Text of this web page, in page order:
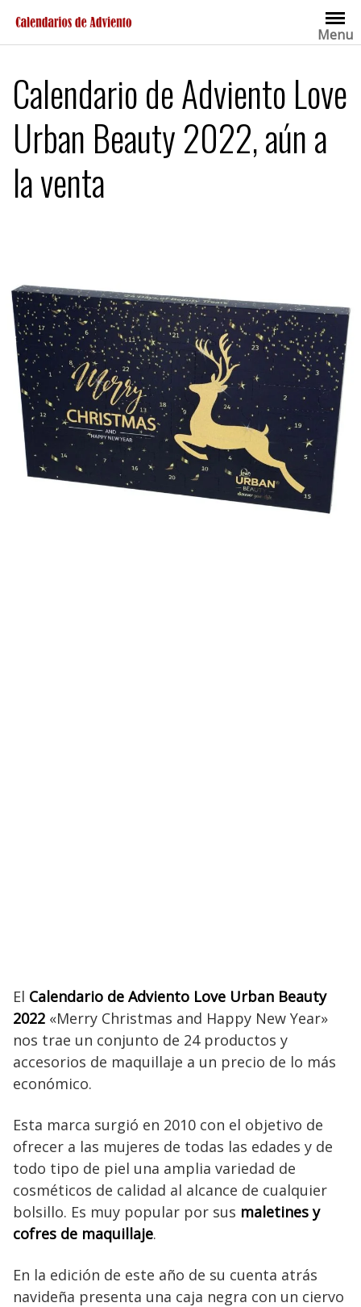
contenido
Menu
Calendario de Adviento Love
Urban Beauty 2022, aún a
la venta
El Calendario de Adviento Love Urban Beauty
2022 «Merry Christmas and Happy New Year»
nos trae un conjunto de 24 productos y
accesorios de maquillaje a un precio de lo más
económico.
Esta marca surgió en 2010 con el objetivo de
ofrecer a las mujeres de todas las edades y de
todo tipo de piel una amplia variedad de
cosméticos de calidad al alcance de cualquier
bolsillo. Es muy popular por sus maletines y
cofres de maquillaje.
En la edición de este año de su cuenta atrás
navideña presenta una caja negra con un ciervo